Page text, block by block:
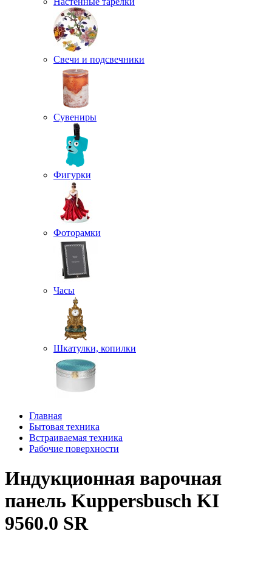
Свечи и подсвечники
Сувениры
Фигурки
Фоторамки
Часы
Шкатулки, копилки
Главная
Бытовая техника
Встраиваемая техника
Рабочие поверхности
Индукционная варочная
панель Kuppersbusch KI
9560.0 SR